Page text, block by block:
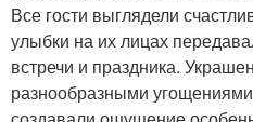
Все гости выглядели
улыбки на их лицах
встречи и праздника.
разнообразными